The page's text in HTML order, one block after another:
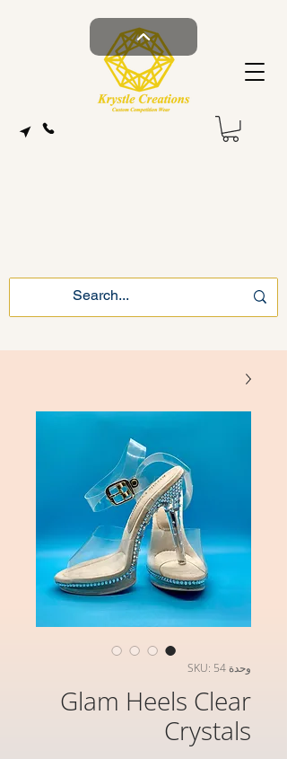
وحدة SKU: 54
Glam Heels Clear
Crystals